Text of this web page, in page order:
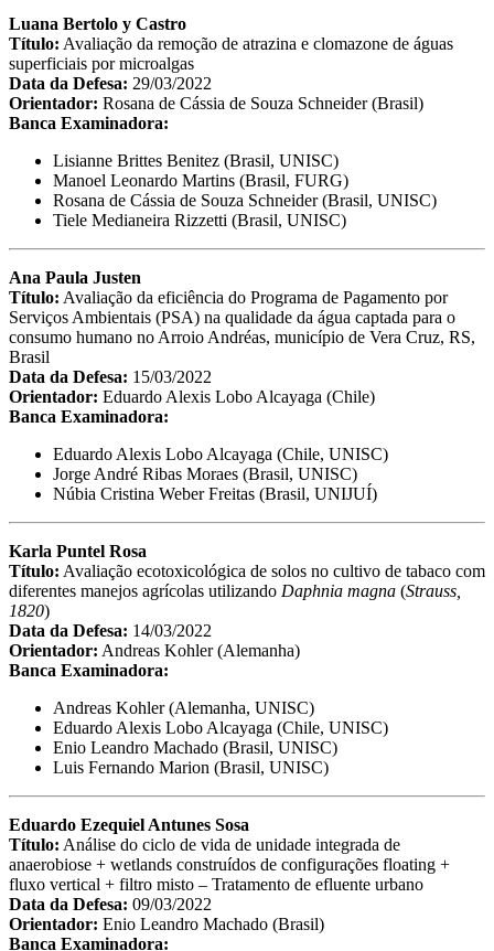
Luana Bertolo y Castro
Título: Avaliação da remoção de atrazina e clomazone de águas
superficiais por microalgas
Data da Defesa: 29/03/2022
Orientador: Rosana de Cássia de Souza Schneider (Brasil)
Banca Examinadora:
Lisianne Brittes Benitez (Brasil, UNISC)
Manoel Leonardo Martins (Brasil, FURG)
Rosana de Cássia de Souza Schneider (Brasil, UNISC)
Tiele Medianeira Rizzetti (Brasil, UNISC)
Ana Paula Justen
Título: Avaliação da eficiência do Programa de Pagamento por
Serviços Ambientais (PSA) na qualidade da água captada para o
consumo humano no Arroio Andréas, município de Vera Cruz, RS,
Brasil
Data da Defesa: 15/03/2022
Orientador: Eduardo Alexis Lobo Alcayaga (Chile)
Banca Examinadora:
Eduardo Alexis Lobo Alcayaga (Chile, UNISC)
Jorge André Ribas Moraes (Brasil, UNISC)
Núbia Cristina Weber Freitas (Brasil, UNIJUÍ)
Karla Puntel Rosa
Título: Avaliação ecotoxicológica de solos no cultivo de tabaco com
diferentes manejos agrícolas utilizando Daphnia magna (Strauss,
1820)
Data da Defesa: 14/03/2022
Orientador: Andreas Kohler (Alemanha)
Banca Examinadora:
Andreas Kohler (Alemanha, UNISC)
Eduardo Alexis Lobo Alcayaga (Chile, UNISC)
Enio Leandro Machado (Brasil, UNISC)
Luis Fernando Marion (Brasil, UNISC)
Eduardo Ezequiel Antunes Sosa
Título: Análise do ciclo de vida de unidade integrada de
anaerobiose + wetlands construídos de configurações floating +
fluxo vertical + filtro misto – Tratamento de efluente urbano
Data da Defesa: 09/03/2022
Orientador: Enio Leandro Machado (Brasil)
Banca Examinadora: